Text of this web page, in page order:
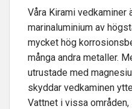
Våra Kirami vedkaminer
marinaluminium av
mycket hög
många andra metaller.
utrustade med
skyddar vedkaminen
Vattnet i vissa